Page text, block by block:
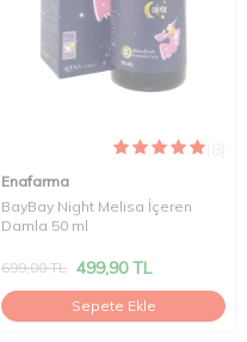
Enafarma
BayBay Night Melisa İçeren
Damla 50 ml
699,00TL 499,90TL
Sepete Ekle